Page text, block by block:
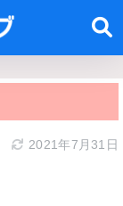
2021年7月31日